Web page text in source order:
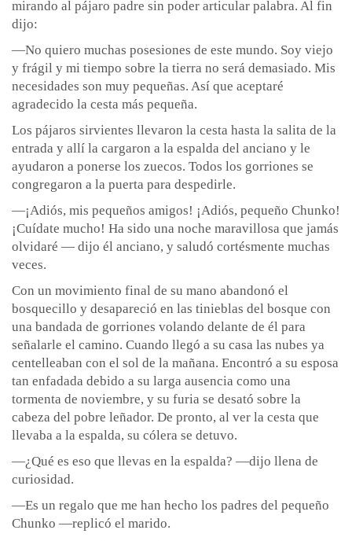
mirando al pájaro padre sin poder articular palabra. Al fin
dijo:
—No quiero muchas posesiones de este mundo. Soy viejo
y frágil y mi tiempo sobre la tierra no será demasiado. Mis
necesidades son muy pequeñas. Así que aceptaré
agradecido la cesta más pequeña.
Los pájaros sirvientes llevaron la cesta hasta la salita de la
entrada y allí la cargaron a la espalda del anciano y le
ayudaron a ponerse los zuecos. Todos los gorriones se
congregaron a la puerta para despedirle.
—¡Adiós, mis pequeños amigos! ¡Adiós, pequeño Chunko!
¡Cuídate mucho! Ha sido una noche maravillosa que jamás
olvidaré — dijo él anciano, y saludó cortésmente muchas
veces.
Con un movimiento final de su mano abandonó el
bosquecillo y desapareció en las tinieblas del bosque con
una bandada de gorriones volando delante de él para
señalarle el camino. Cuando llegó a su casa las nubes ya
centelleaban con el sol de la mañana. Encontró a su esposa
tan enfadada debido a su larga ausencia como una
tormenta de noviembre, y su furia se desató sobre la
cabeza del pobre leñador. De pronto, al ver la cesta que
llevaba a la espalda, su cólera se detuvo.
—¿Qué es eso que llevas en la espalda? —dijo llena de
curiosidad.
—Es un regalo que me han hecho los padres del pequeño
Chunko —replicó el marido.